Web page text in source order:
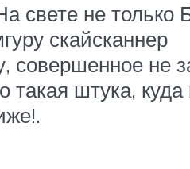
свете не только
скайсканнер
совершенное не
штука,